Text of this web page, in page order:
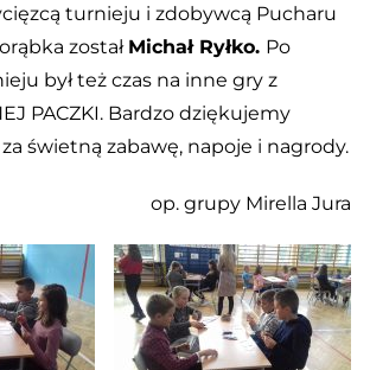
turnieju i zdobywcą Pucharu
został Michał Ryłko. Po
był też czas na inne gry z
PACZKI. Bardzo dziękujemy
świetną zabawę, napoje i nagrody.
op. grupy Mirella Jura